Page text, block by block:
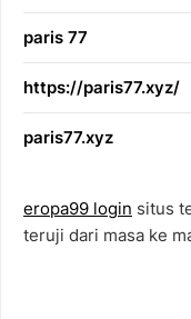
paris 77
https://paris77.xyz/
paris77.xyz
eropa99 login situs
teruji dari masa ke